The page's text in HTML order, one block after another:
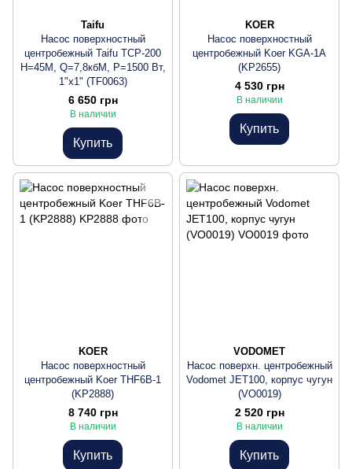
Taifu
Насос поверхностный
центробежный Taifu TCP-200
Н=45М, Q=7,8кбМ, P=1500 Вт,
1"x1" (TF0063)
6 650 грн
В наличии
Купить
KOER
Насос поверхностный
центробежный Koer KGA-1A
(KP2655)
4 530 грн
В наличии
Купить
KOER
Насос поверхностный
центробежный Koer THF6B-1
(KP2888)
8 740 грн
В наличии
Купить
VODOMET
Насос поверхн. центробежный
Vodomet JET100, корпус чугун
(VO0019)
2 520 грн
В наличии
Купить